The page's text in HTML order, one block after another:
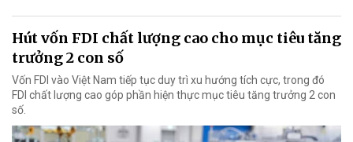
Hút vốn FDI chất lượng cao cho mục tiêu tăng
trưởng 2 con số
Vốn FDI vào Việt Nam tiếp tục duy trì xu hướng tích cực, trong đó
FDI chất lượng cao góp phần hiện thực mục tiêu tăng trưởng 2 con
số.